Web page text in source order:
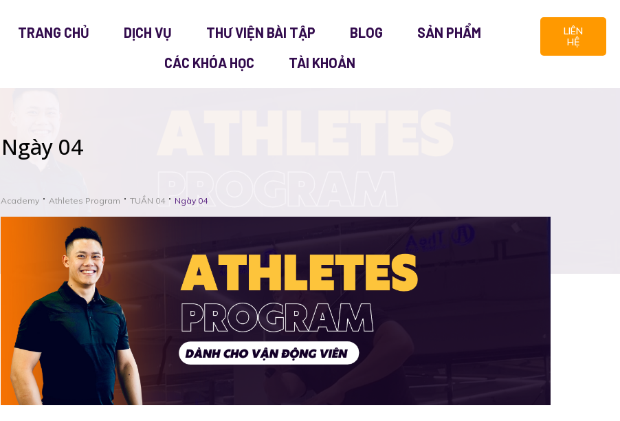
TRANG CHỦ DỊCH VỤ THƯ VIỆN BÀI TẬP BLOG
SẢN PHẨM
CÁC KHÓA HỌC
TÀI KHOẢN
LIÊN
HỆ
Ngày 04
Academy Athletes Program TUẦN 04 Ngày 04